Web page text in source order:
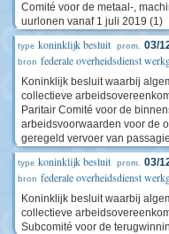
Comité voor de metaal-,
uurlonen vanaf 1 juli 2019 (1)
type koninklijk besluit prom. 03/
bron federale overheidsdienst
Koninklijk besluit waarbij
collectieve
Paritair Comité voor de
arbeidsvoorwaarden voor de
geregeld vervoer van
type koninklijk besluit prom. 03/
bron federale overheidsdienst
Koninklijk besluit waarbij
collectieve
Subcomité voor de